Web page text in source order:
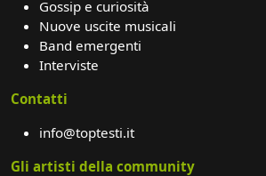
Gossip e curiosità
Nuove uscite musicali
Band emergenti
Interviste
Contatti
info@toptesti.it
Gli artisti della community